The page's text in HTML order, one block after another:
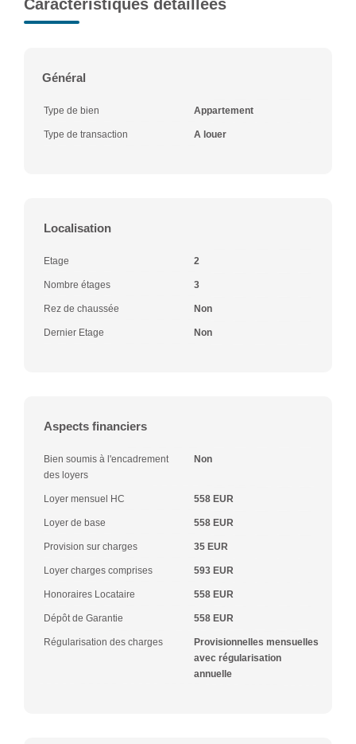
Caractéristiques détaillées
Général
Type de bien Appartement
Type de transaction A louer
Localisation
Etage 2
Nombre étages 3
Rez de chaussée Non
Dernier Etage Non
Aspects financiers
Bien soumis à l'encadrement
des loyers
Non
Loyer mensuel HC 558 EUR
Loyer de base 558 EUR
Provision sur charges 35 EUR
Loyer charges comprises 593 EUR
Honoraires Locataire 558 EUR
Dépôt de Garantie 558 EUR
Régularisation des charges
Provisionnelles mensuelles
avec régularisation
annuelle